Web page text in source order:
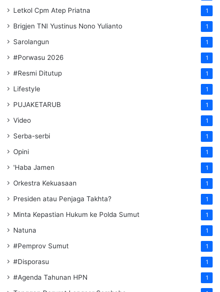
Letkol Cpm Atep Priatna 1
Brigjen TNI Yustinus Nono Yulianto 1
Sarolangun 1
#Porwasu 2026 1
#Resmi Ditutup 1
Lifestyle 1
PUJAKETARUB 1
Video 1
Serba-serbi 1
Opini 1
'Haba Jamen 1
Orkestra Kekuasaan 1
Presiden atau Penjaga Takhta? 1
Minta Kepastian Hukum ke Polda Sumut 1
Natuna 1
#Pemprov Sumut 1
#Disporasu 1
#Agenda Tahunan HPN 1